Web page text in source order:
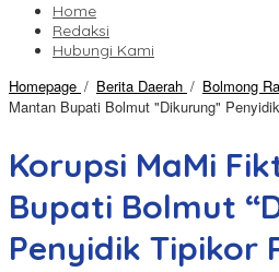
Home
Redaksi
Hubungi Kami
Homepage / Berita Daerah / Bolmong
Mantan Bupati Bolmut "Dikurung"
Korupsi MaMi
Bupati Bolmut
Penyidik Tipikor